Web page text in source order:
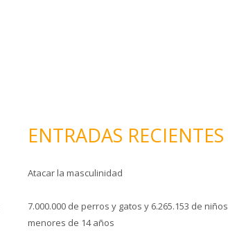
ENTRADAS RECIENTES
Atacar la masculinidad
7.000.000 de perros y gatos y 6.265.153 de niños
menores de 14 años